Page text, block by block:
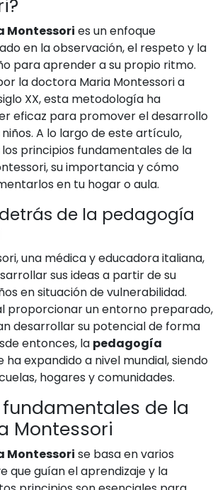
Montessori es un enfoque
en la observación, el respeto y la
para aprender a su propio ritmo.
la doctora Maria Montessori a
XX, esta metodología ha
eficaz para promover el desarrollo
A lo largo de este artículo,
principios fundamentales de la
su importancia y cómo
en tu hogar o aula.
de la pedagogía
una médica y educadora italiana,
sus ideas a partir de su
en situación de vulnerabilidad.
proporcionar un entorno preparado,
desarrollar su potencial de forma
entonces, la pedagogía
ha expandido a nivel mundial, siendo
hogares y comunidades.
de la
Montessori
Montessori se basa en varios
que guían el aprendizaje y la